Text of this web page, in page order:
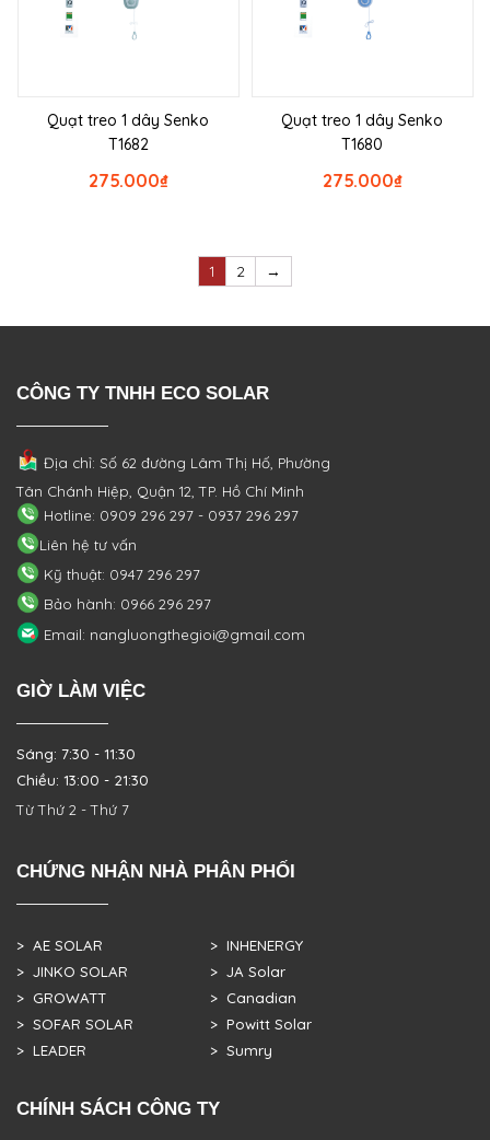
Quạt treo 1 dây Senko
T1682
₫
275.000
Quạt treo 1 dây Senko
T1680
₫
275.000
1 2 →
CÔNG TY TNHH ECO SOLAR
Địa chỉ: Số 62 đường Lâm Thị Hố, Phường
Tân Chánh Hiệp, Quận 12, TP. Hồ Chí Minh
Hotline: 0909 296 297 - 0937 296 297
Liên hệ tư vấn
Kỹ thuật: 0947 296 297
Bảo hành: 0966 296 297
Email: nangluongthegioi@gmail.com
GIỜ LÀM VIỆC
Sáng: 7:30 - 11:30
Chiều: 13:00 - 21:30
Từ Thứ 2 - Thứ 7
CHỨNG NHẬN NHÀ PHÂN PHỐI
> AE SOLAR
> JINKO SOLAR
> GROWATT
> SOFAR SOLAR
> LEADER
> INHENERGY
> JA Solar
> Canadian
> Powitt Solar
> Sumry
CHÍNH SÁCH CÔNG TY